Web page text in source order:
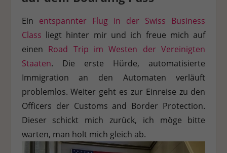
Ein entspannter Flug in der Swiss Business
Class liegt hinter mir und ich freue mich auf
einen Road Trip im Westen der Vereinigten
Staaten. Die erste Hürde, automatisierte
Immigration an den Automaten verläuft
problemlos. Weiter geht es zur Einreise zu den
Officers der Customs and Border Protection.
Dieser schickt mich zurück, ich möge bitte
warten, man holt mich gleich ab.